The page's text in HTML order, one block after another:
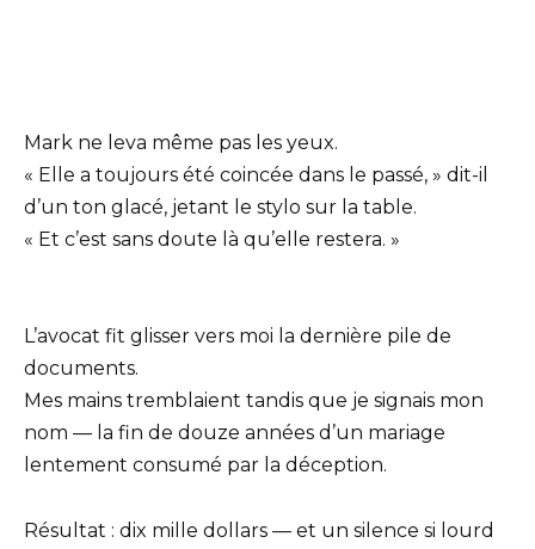
Mark ne leva même pas les yeux.
« Elle a toujours été coincée dans le passé, » dit-il
d’un ton glacé, jetant le stylo sur la table.
« Et c’est sans doute là qu’elle restera. »
L’avocat fit glisser vers moi la dernière pile de
documents.
Mes mains tremblaient tandis que je signais mon
nom — la fin de douze années d’un mariage
lentement consumé par la déception.
Résultat : dix mille dollars — et un silence si lourd